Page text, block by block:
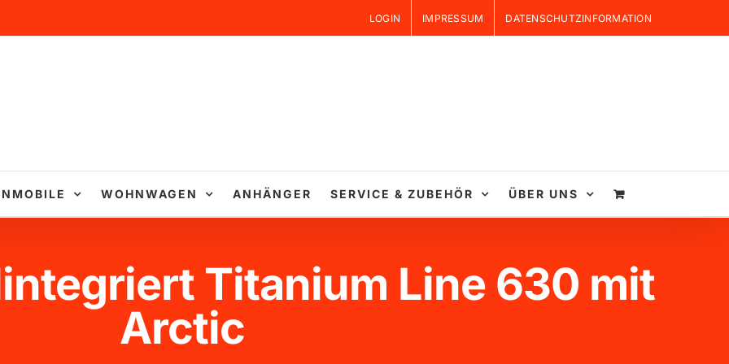
LOGIN IMPRESSUM DATENSCHUTZINFORMATION
WOHNWAGEN ANHÄNGER SERVICE & ZUBEHÖR ÜBER UNS
Titanium Line 630 mit
Arctic